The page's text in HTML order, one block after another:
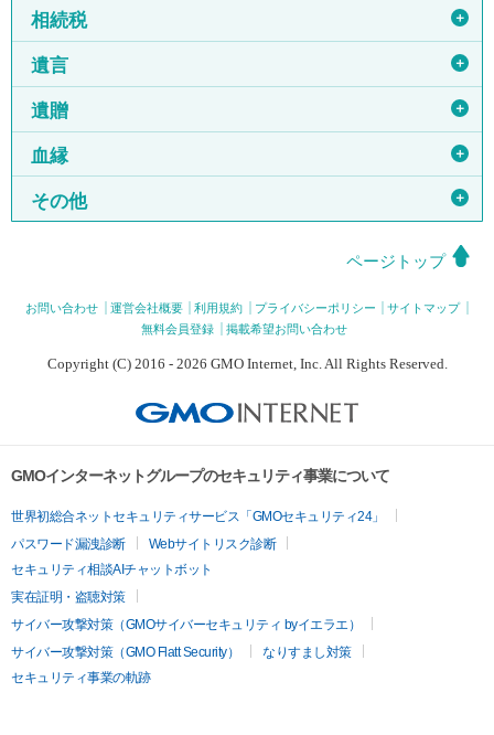
相続税 ＋
遺言 ＋
遺贈 ＋
血縁 ＋
その他 ＋
ページトップ
お問い合わせ 運営会社概要 利用規約 プライバシーポリシー
サイトマップ
無料会員登録
掲載希望お問い合わせ
Copyright (C) 2016 - 2026 GMO Internet, Inc. All Rights Reserved.
GMOインターネットグループのセキュリティ事業について
世界初総合ネットセキュリティサービス「GMOセキュリティ24」
パスワード漏洩診断
Webサイトリスク診断
セキュリティ相談AIチャットボット
実在証明・盗聴対策
サイバー攻撃対策（GMOサイバーセキュリティ byイエラエ）
サイバー攻撃対策（GMO Flatt Security）
なりすまし対策
セキュリティ事業の軌跡